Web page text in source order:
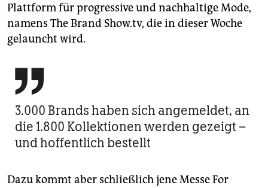
Plattform für progressive und nachhaltige Mode,
namens The Brand Show.tv, die in dieser Woche
gelauncht wird.

3.000 Brands haben sich angemeldet, an
die 1.800 Kollektionen werden gezeigt –
und hoffentlich bestellt
Dazu kommt aber schließlich jene Messe For